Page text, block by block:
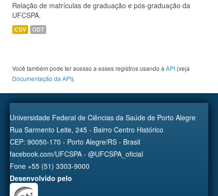
Relação de matrículas de graduação e pós-graduação da
UFCSPA.
CSV ODT
Você também pode ter acesso a esses registros usando a API (veja
Documentação da API).
Universidade Federal de Ciências da Saúde de Porto Alegre
Rua Sarmento Leite, 245 - Bairro Centro Histórico
CEP: 90050-170 - Porto Alegre/RS - Brasil
facebook.com/UFCSPA - @UFCSPA_oficial
Fone +55 (51) 3303-9000
Desenvolvido pelo